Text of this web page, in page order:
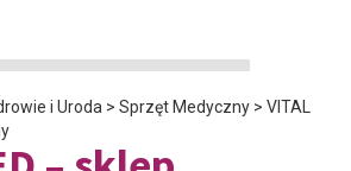
i Uroda > Sprzęt Medyczny > VITAL